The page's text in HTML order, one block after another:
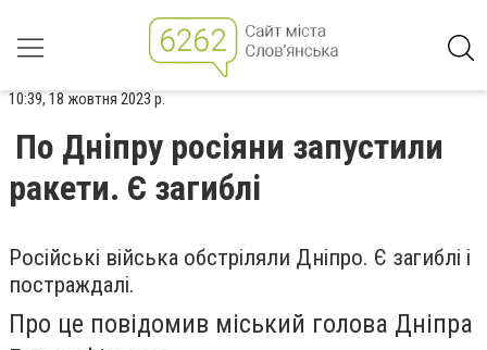
10:39, 18 жовтня 2023 р.
По Дніпру росіяни запустили
ракети. Є загиблі
Російські війська обстріляли Дніпро. Є загиблі і
постраждалі.
Про це повідомив міський голова Дніпра